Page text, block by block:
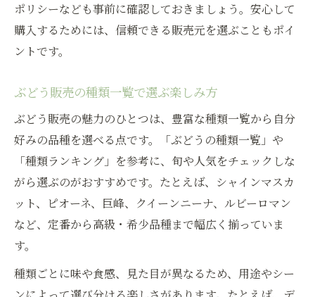
ポリシーなども事前に確認しておきましょう。安心して
購入するためには、信頼できる販売元を選ぶこともポイ
ントです。
ぶどう販売の種類一覧で選ぶ楽しみ方
ぶどう販売の魅力のひとつは、豊富な種類一覧から自分
好みの品種を選べる点です。「ぶどうの種類一覧」や
「種類ランキング」を参考に、旬や人気をチェックしな
がら選ぶのがおすすめです。たとえば、シャインマスカ
ット、ピオーネ、巨峰、クイーンニーナ、ルビーロマン
など、定番から高級・希少品種まで幅広く揃っていま
す。
種類ごとに味や食感、見た目が異なるため、用途やシー